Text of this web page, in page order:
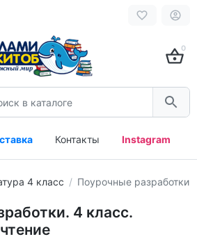
0
Контакты Instagram
4 класс Поурочные разработки.
4 класс.